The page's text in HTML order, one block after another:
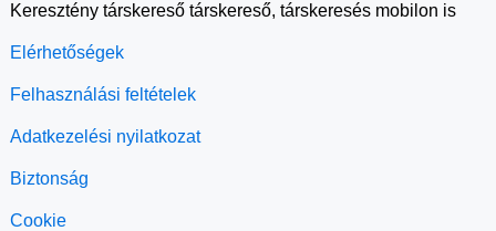
Keresztény társkereső társkereső, társkeresés mobilon is
Elérhetőségek
Felhasználási feltételek
Adatkezelési nyilatkozat
Biztonság
Cookie